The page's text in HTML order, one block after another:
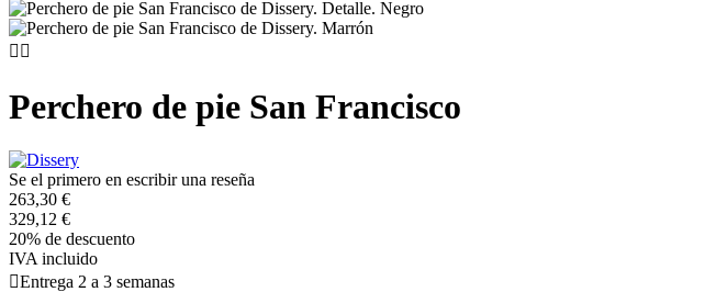
 
Perchero de pie San Francisco
Se el primero en escribir una reseña
263,30 €
329,12 €
20% de descuento
IVA incluido
Entrega 2 a 3 semanas